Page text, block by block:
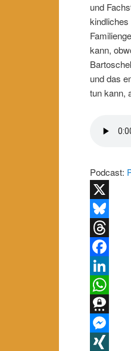
und
kann,
und das
tun kann,
Podcast:
X
Bluesky
Threads
Facebook
LinkedIn
WhatsApp
Threema
Messenger